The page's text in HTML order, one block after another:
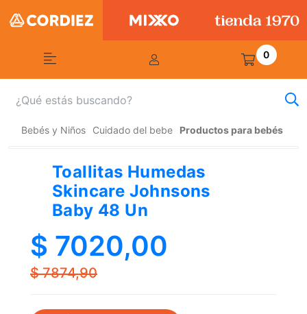
0
Bebés y Niños Cuidado del bebe Productos para bebés
Toallitas Humedas
Skincare Johnsons
Baby 48 Un
$ 7020,00
$ 7874,90